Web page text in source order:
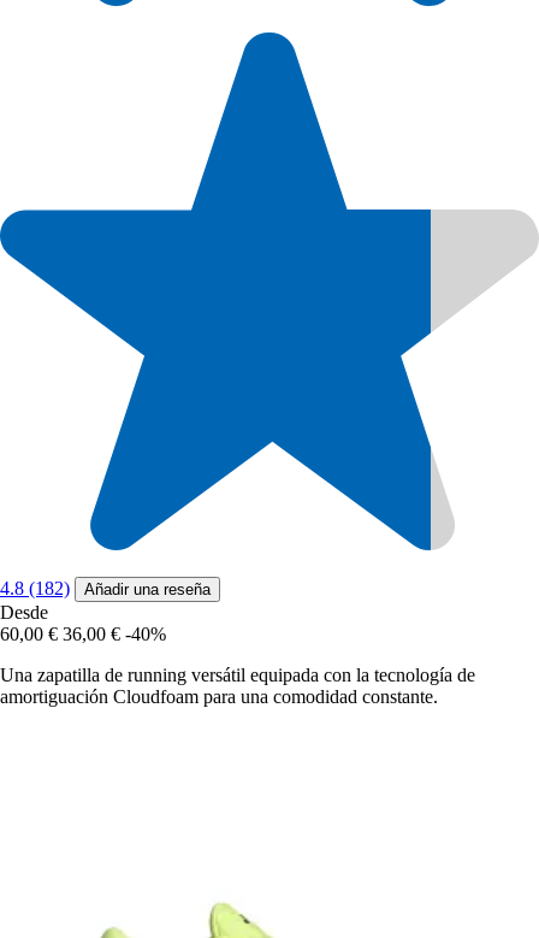
4.8 (182) Añadir una reseña
Desde
60,00 € 36,00 € -40%
Una zapatilla de running versátil equipada con la tecnología de
amortiguación Cloudfoam para una comodidad constante.